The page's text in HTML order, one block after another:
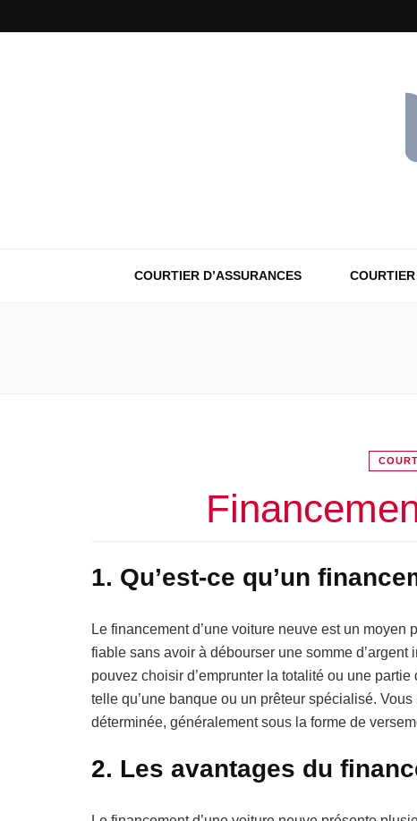
COURTIER D’ASSURANCES
1. Qu’est-ce qu’un
Le financement d’une voiture neuve est un
fiable sans avoir à débourser une somme
pouvez choisir d’emprunter la totalité ou une
telle qu’une banque ou un prêteur spécialisé.
déterminée, généralement sous la forme de
2. Les avantages du